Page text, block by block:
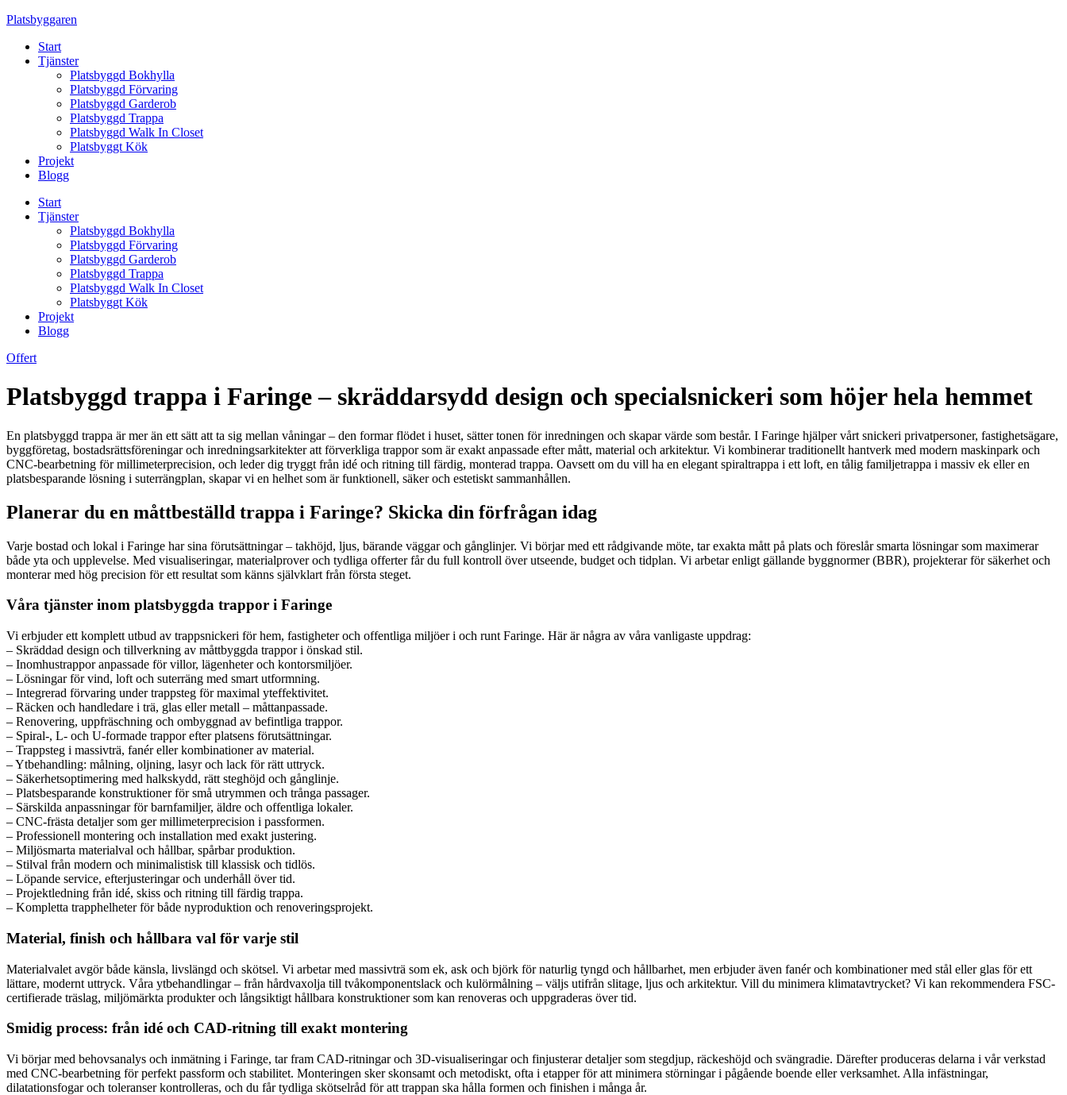
Skip
content
Platsbyggaren
Start
Tjänster
Platsbyggd Bokhylla
Platsbyggd Förvaring
Platsbyggd Garderob
Platsbyggd Trappa
Platsbyggd Walk In Closet
Platsbyggt Kök
Projekt
Blogg
Start
Tjänster
Platsbyggd Bokhylla
Platsbyggd Förvaring
Platsbyggd Garderob
Platsbyggd Trappa
Platsbyggd Walk In Closet
Platsbyggt Kök
Projekt
Blogg
Offert
Platsbyggd trappa i Faringe – skräddarsydd design och specialsnickeri som höjer hela hemmet
En platsbyggd trappa är mer än ett sätt att ta sig mellan våningar – den formar flödet i huset, sätter tonen för inredningen och skapar värde som består. I Faringe hjälper vårt snickeri privatpersoner, fastighetsägare,
byggföretag, bostadsrättsföreningar och inredningsarkitekter att förverkliga trappor som är exakt anpassade efter mått, material och arkitektur. Vi kombinerar traditionellt hantverk med modern maskinpark och
CNC-bearbetning för millimeterprecision, och leder dig tryggt från idé och ritning till färdig, monterad trappa. Oavsett om du vill ha en elegant spiraltrappa i ett loft, en tålig familjetrappa i massiv ek eller en
platsbesparande lösning i suterrängplan, skapar vi en helhet som är funktionell, säker och estetiskt sammanhållen.
Planerar du en måttbeställd trappa i Faringe? Skicka din förfrågan idag
Varje bostad och lokal i Faringe har sina förutsättningar – takhöjd, ljus, bärande väggar och gånglinjer. Vi börjar med ett rådgivande möte, tar exakta mått på plats och föreslår smarta lösningar som maximerar
både yta och upplevelse. Med visualiseringar, materialprover och tydliga offerter får du full kontroll över utseende, budget och tidplan. Vi arbetar enligt gällande byggnormer (BBR), projekterar för säkerhet och
monterar med hög precision för ett resultat som känns självklart från första steget.
Våra tjänster inom platsbyggda trappor i Faringe
Vi erbjuder ett komplett utbud av trappsnickeri för hem, fastigheter och offentliga miljöer i och runt Faringe. Här är några av våra vanligaste uppdrag:
– Skräddad design och tillverkning av måttbyggda trappor i önskad stil.
– Inomhustrappor anpassade för villor, lägenheter och kontorsmiljöer.
– Lösningar för vind, loft och suterräng med smart utformning.
– Integrerad förvaring under trappsteg för maximal yteffektivitet.
– Räcken och handledare i trä, glas eller metall – måttanpassade.
– Renovering, uppfräschning och ombyggnad av befintliga trappor.
– Spiral-, L- och U-formade trappor efter platsens förutsättningar.
– Trappsteg i massivträ, fanér eller kombinationer av material.
– Ytbehandling: målning, oljning, lasyr och lack för rätt uttryck.
– Säkerhetsoptimering med halkskydd, rätt steghöjd och gånglinje.
– Platsbesparande konstruktioner för små utrymmen och trånga passager.
– Särskilda anpassningar för barnfamiljer, äldre och offentliga lokaler.
– CNC-frästa detaljer som ger millimeterprecision i passformen.
– Professionell montering och installation med exakt justering.
– Miljösmarta materialval och hållbar, spårbar produktion.
– Stilval från modern och minimalistisk till klassisk och tidlös.
– Löpande service, efterjusteringar och underhåll över tid.
– Projektledning från idé, skiss och ritning till färdig trappa.
– Kompletta trapphelheter för både nyproduktion och renoveringsprojekt.
Material, finish och hållbara val för varje stil
Materialvalet avgör både känsla, livslängd och skötsel. Vi arbetar med massivträ som ek, ask och björk för naturlig tyngd och hållbarhet, men erbjuder även fanér och kombinationer med stål eller glas för ett
lättare, modernt uttryck. Våra ytbehandlingar – från hårdvaxolja till tvåkomponentslack och kulörmålning – väljs utifrån slitage, ljus och arkitektur. Vill du minimera klimatavtrycket? Vi kan rekommendera FSC-
certifierade träslag, miljömärkta produkter och långsiktigt hållbara konstruktioner som kan renoveras och uppgraderas över tid.
Smidig process: från idé och CAD-ritning till exakt montering
Vi börjar med behovsanalys och inmätning i Faringe, tar fram CAD-ritningar och 3D-visualiseringar och finjusterar detaljer som stegdjup, räckeshöjd och svängradie. Därefter produceras delarna i vår verkstad
med CNC-bearbetning för perfekt passform och stabilitet. Monteringen sker skonsamt och metodiskt, ofta i etapper för att minimera störningar i pågående boende eller verksamhet. Alla infästningar,
dilatationsfogar och toleranser kontrolleras, och du får tydliga skötselråd för att trappan ska hålla formen och finishen i många år.